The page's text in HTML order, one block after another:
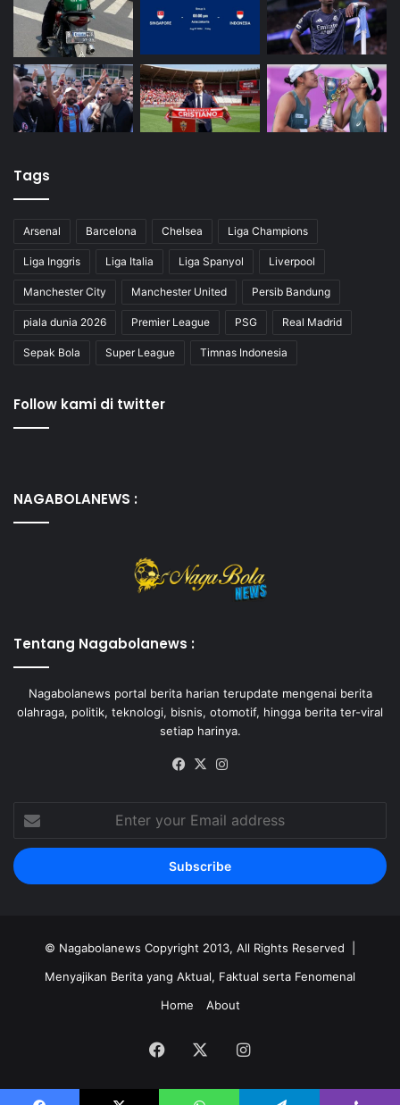
Tags
Arsenal Barcelona Chelsea Liga Champions
Liga Inggris Liga Italia Liga Spanyol Liverpool
Manchester City Manchester United Persib Bandung
piala dunia 2026 Premier League PSG Real Madrid
Sepak Bola Super League Timnas Indonesia
Follow kami di twitter
NAGABOLANEWS :
Tentang Nagabolanews :
Nagabolanews portal berita harian terupdate mengenai berita
olahraga, politik, teknologi, bisnis, otomotif, hingga berita ter-viral
setiap harinya.
Facebook
X
your
Email
address
© Nagabolanews Copyright 2013, All Rights Reserved |
Menyajikan Berita yang Aktual, Faktual serta Fenomenal
Home
About
Facebook Instagram